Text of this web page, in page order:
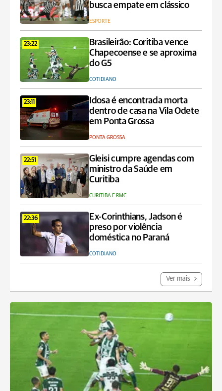
busca empate em clássico
ESPORTE
23:22
Brasileirão: Coritiba vence
Chapecoense e se aproxima
do G5
COTIDIANO
23:11
Idosa é encontrada morta
dentro de casa na Vila Odete
em Ponta Grossa
PONTA GROSSA
22:51
Gleisi cumpre agendas com
ministro da Saúde em
Curitiba
CURITIBA E RMC
22:36
Ex-Corinthians, Jadson é
preso por violência
doméstica no Paraná
COTIDIANO
Ver mais